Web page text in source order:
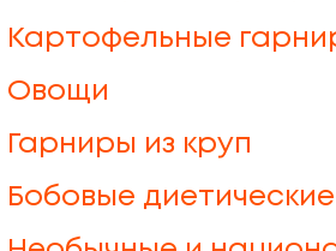
Картофельные
Овощи
Гарниры из круп
Бобовые